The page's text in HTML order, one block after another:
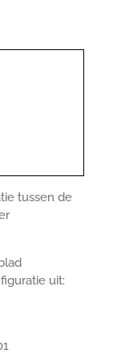
tussen de
uit: